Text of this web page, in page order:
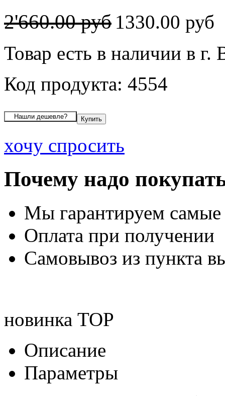
2'660.00 руб 1330.00 руб
Товар есть в наличии в г.
Код продукта: 4554
хочу спросить
Почему надо
Мы гарантируем
Оплата при получении
Самовывоз из пункта
новинка TOP
Описание
Параметры